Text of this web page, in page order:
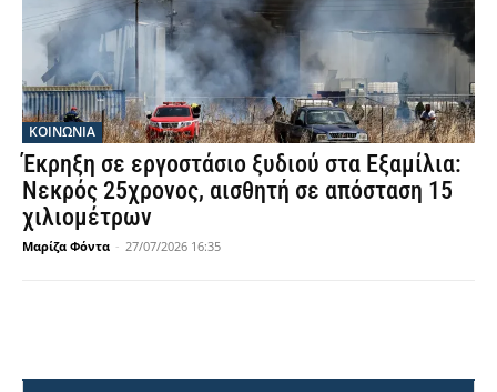
ΚΟΙΝΩΝΙΑ
Έκρηξη σε εργοστάσιο ξυδιού στα Εξαμίλια:
Νεκρός 25χρονος, αισθητή σε απόσταση 15
χιλιομέτρων
Μαρίζα Φόντα - 27/07/2026 16:35